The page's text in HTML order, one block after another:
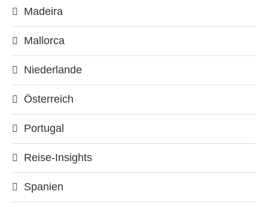
Madeira
Mallorca
Niederlande
Österreich
Portugal
Reise-Insights
Spanien